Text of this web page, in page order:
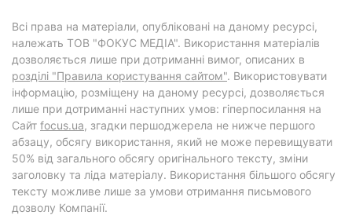
Всі права на матеріали, опубліковані на даному ресурсі,
належать ТОВ "ФОКУС МЕДІА". Використання матеріалів
дозволяється лише при дотриманні вимог, описаних в
розділі "Правила користування сайтом". Використовувати
інформацію, розміщену на даному ресурсі, дозволяється
лише при дотриманні наступних умов: гіперпосилання на
Cайт focus.ua, згадки першоджерела не нижче першого
абзацу, обсягу використання, який не може перевищувати
50% від загального обсягу оригінального тексту, зміни
заголовку та ліда матеріалу. Використання більшого обсягу
тексту можливе лише за умови отримання письмового
дозволу Компанії.